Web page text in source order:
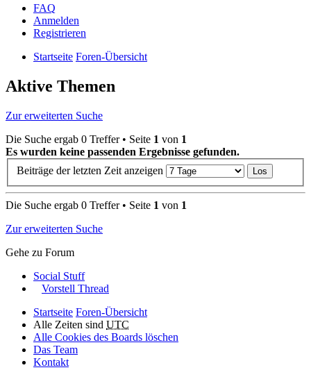
FAQ
Anmelden
Registrieren
Startseite Foren-Übersicht
Aktive Themen
Zur erweiterten Suche
Die Suche ergab 0 Treffer • Seite 1 von 1
Es wurden keine passenden Ergebnisse gefunden.
Beiträge der letzten Zeit anzeigen
Die Suche ergab 0 Treffer • Seite 1 von 1
Zur erweiterten Suche
Gehe zu Forum
Social Stuff
Vorstell Thread
Startseite Foren-Übersicht
Alle Zeiten sind UTC
Alle Cookies des Boards löschen
Das Team
Kontakt